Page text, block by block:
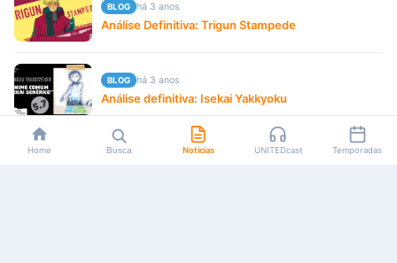
BLOG há 3 anos
Análise Definitiva: Trigun Stampede
BLOG há 3 anos
Análise definitiva: Isekai Yakkyoku
BLOG
Home Busca Notícias UNITEDcast Temporadas